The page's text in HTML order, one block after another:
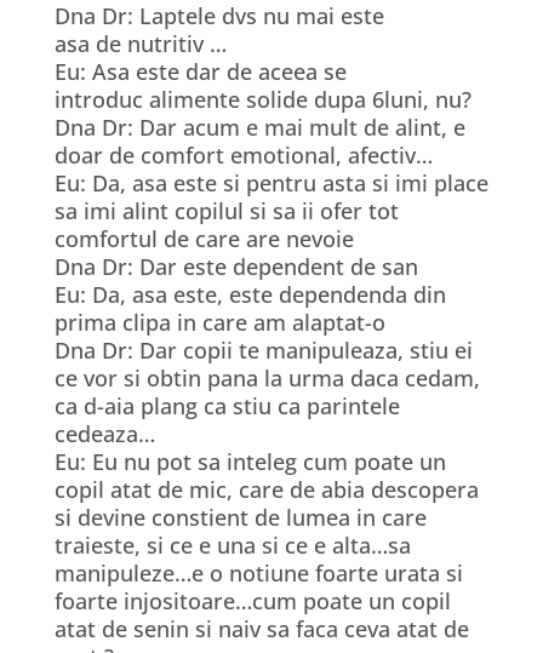
Dna Dr: Laptele dvs nu mai este
asa de nutritiv …
Eu: Asa este dar de aceea se
introduc alimente solide dupa 6luni, nu?
Dna Dr: Dar acum e mai mult de alint, e
doar de comfort emotional, afectiv…
Eu: Da, asa este si pentru asta si imi place
sa imi alint copilul si sa ii ofer tot
comfortul de care are nevoie
Dna Dr: Dar este dependent de san
Eu: Da, asa este, este dependenda din
prima clipa in care am alaptat-o
Dna Dr: Dar copii te manipuleaza, stiu ei
ce vor si obtin pana la urma daca cedam,
ca d-aia plang ca stiu ca parintele
cedeaza…
Eu: Eu nu pot sa inteleg cum poate un
copil atat de mic, care de abia descopera
si devine constient de lumea in care
traieste, si ce e una si ce e alta…sa
manipuleze…e o notiune foarte urata si
foarte injositoare…cum poate un copil
atat de senin si naiv sa faca ceva atat de